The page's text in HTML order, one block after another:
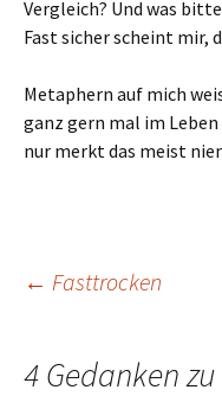
Vergleich? Und was
Fast sicher scheint mir,
Metaphern auf mich
ganz gern mal im
nur merkt das meist
Beitrags-
← Fasttrocken
4 Gedanken zu